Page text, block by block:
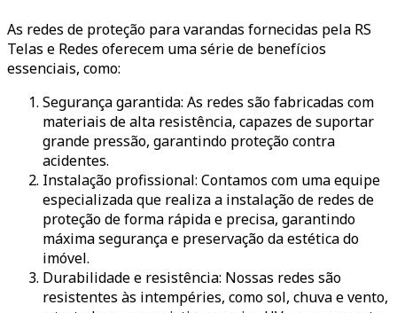
As redes de proteção para varandas fornecidas pela RS
Telas e Redes oferecem uma série de benefícios
essenciais, como:
Segurança garantida: As redes são fabricadas com
materiais de alta resistência, capazes de suportar
grande pressão, garantindo proteção contra
acidentes.
Instalação profissional: Contamos com uma equipe
especializada que realiza a instalação de redes de
proteção de forma rápida e precisa, garantindo
máxima segurança e preservação da estética do
imóvel.
Durabilidade e resistência: Nossas redes são
resistentes às intempéries, como sol, chuva e vento,